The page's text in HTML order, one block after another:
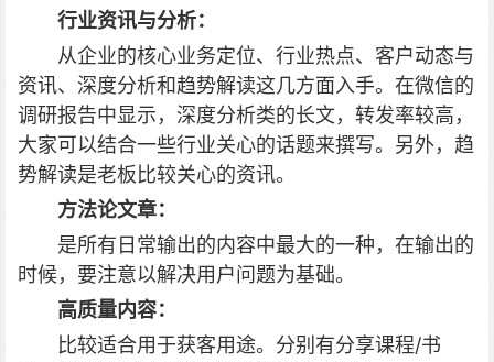
行业资讯与分析：
从企业的核心业务定位、行业热点、客户动态与
资讯、深度分析和趋势解读这几方面入手。在微信的
调研报告中显示，深度分析类的长文，转发率较高，
大家可以结合一些行业关心的话题来撰写。另外，趋
势解读是老板比较关心的资讯。
方法论文章：
是所有日常输出的内容中最大的一种，在输出的
时候，要注意以解决用户问题为基础。
高质量内容：
比较适合用于获客用途。分别有分享课程/书